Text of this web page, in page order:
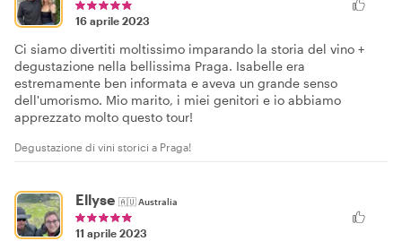
16 aprile 2023
Ci siamo divertiti moltissimo imparando la storia del vino +
degustazione nella bellissima Praga. Isabelle era
estremamente ben informata e aveva un grande senso
dell'umorismo. Mio marito, i miei genitori e io abbiamo
apprezzato molto questo tour!
Degustazione di vini storici a Praga!
Ellyse 🇦🇺Australia
11 aprile 2023